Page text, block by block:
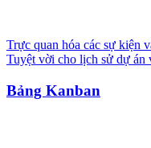
Trực quan hóa các sự kiện
Tuyệt vời cho lịch sử dự án
Bảng Kanban